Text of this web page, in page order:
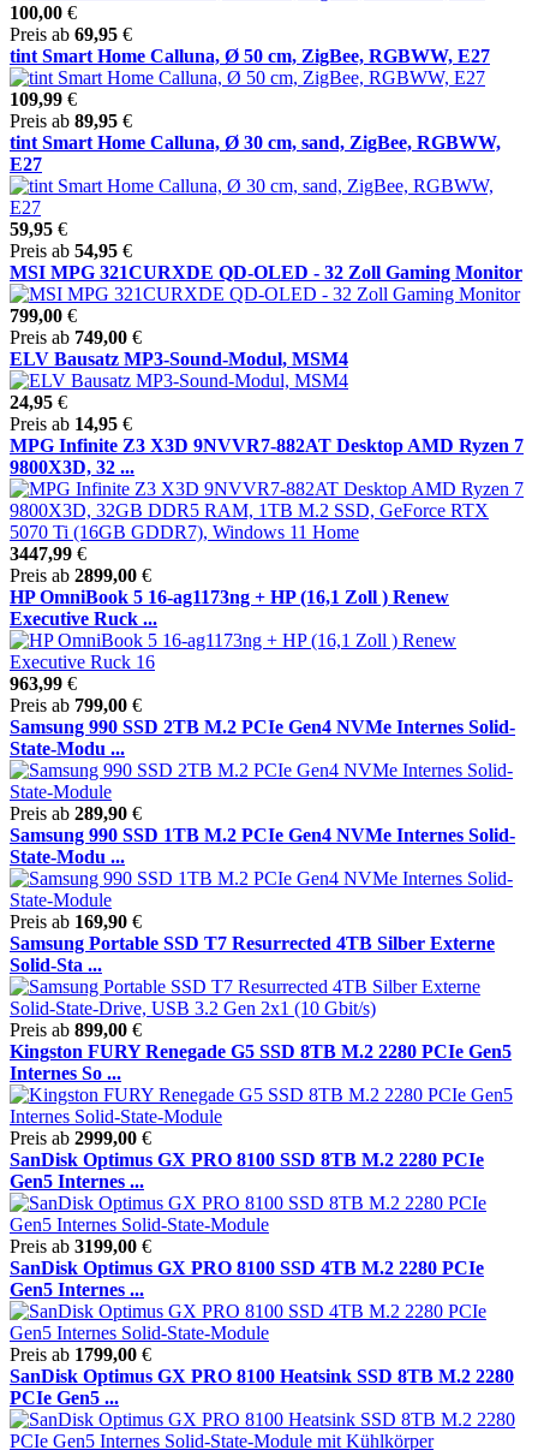
100,00 €
Preis ab 69,95 €
tint Smart Home Calluna, Ø 50 cm, ZigBee, RGBWW, E27
109,99 €
Preis ab 89,95 €
tint Smart Home Calluna, Ø 30 cm, sand, ZigBee, RGBWW,
E27
59,95 €
Preis ab 54,95 €
MSI MPG 321CURXDE QD-OLED - 32 Zoll Gaming Monitor
799,00 €
Preis ab 749,00 €
ELV Bausatz MP3-Sound-Modul, MSM4
24,95 €
Preis ab 14,95 €
MPG Infinite Z3 X3D 9NVVR7-882AT Desktop AMD Ryzen 7
9800X3D, 32 ...
3447,99 €
Preis ab 2899,00 €
HP OmniBook 5 16-ag1173ng + HP (16,1 Zoll ) Renew
Executive Ruck ...
963,99 €
Preis ab 799,00 €
Samsung 990 SSD 2TB M.2 PCIe Gen4 NVMe Internes Solid-
State-Modu ...
Preis ab 289,90 €
Samsung 990 SSD 1TB M.2 PCIe Gen4 NVMe Internes Solid-
State-Modu ...
Preis ab 169,90 €
Samsung Portable SSD T7 Resurrected 4TB Silber Externe
Solid-Sta ...
Preis ab 899,00 €
Kingston FURY Renegade G5 SSD 8TB M.2 2280 PCIe Gen5
Internes So ...
Preis ab 2999,00 €
SanDisk Optimus GX PRO 8100 SSD 8TB M.2 2280 PCIe
Gen5 Internes ...
Preis ab 3199,00 €
SanDisk Optimus GX PRO 8100 SSD 4TB M.2 2280 PCIe
Gen5 Internes ...
Preis ab 1799,00 €
SanDisk Optimus GX PRO 8100 Heatsink SSD 8TB M.2 2280
PCIe Gen5 ...